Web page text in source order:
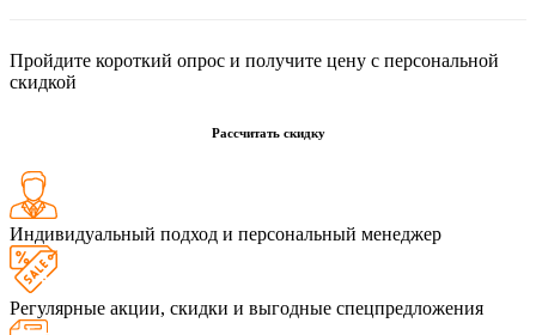
Пройдите короткий опрос и получите цену с персональной
скидкой
Рассчитать скидку
Индивидуальный подход и персональный менеджер
Регулярные акции, скидки и выгодные спецпредложения